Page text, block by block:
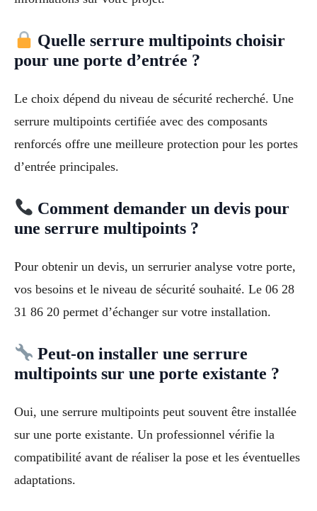
Quelle serrure multipoints choisir
pour une porte d’entrée ?
Le choix dépend du niveau de sécurité recherché. Une
serrure multipoints certifiée avec des composants
renforcés offre une meilleure protection pour les portes
d’entrée principales.
Comment demander un devis pour
une serrure multipoints ?
Pour obtenir un devis, un serrurier analyse votre porte,
vos besoins et le niveau de sécurité souhaité. Le 06 28
31 86 20 permet d’échanger sur votre installation.
Peut-on installer une serrure
multipoints sur une porte existante ?
Oui, une serrure multipoints peut souvent être installée
sur une porte existante. Un professionnel vérifie la
compatibilité avant de réaliser la pose et les éventuelles
adaptations.